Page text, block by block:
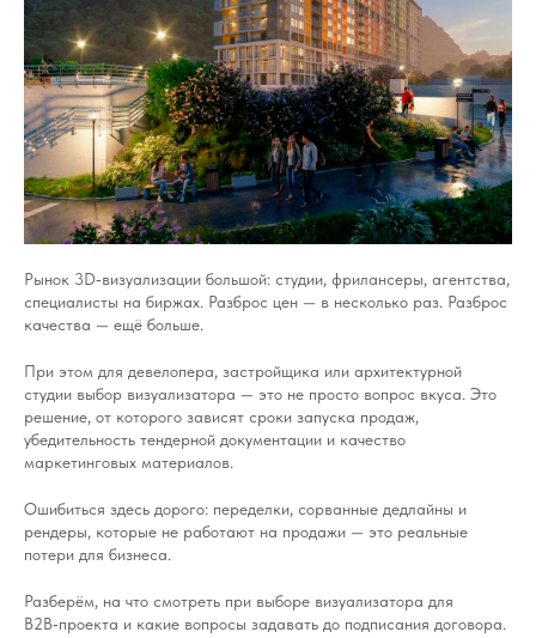
Рынок 3D‑визуализации большой: студии, фрилансеры, агентства,
специалисты на биржах. Разброс цен — в несколько раз. Разброс
качества — ещё больше.
При этом для девелопера, застройщика или архитектурной
студии выбор визуализатора — это не просто вопрос вкуса. Это
решение, от которого зависят сроки запуска продаж,
убедительность тендерной документации и качество
маркетинговых материалов.
Ошибиться здесь дорого: переделки, сорванные дедлайны и
рендеры, которые не работают на продажи — это реальные
потери для бизнеса.
Разберём, на что смотреть при выборе визуализатора для
B2B‑проекта и какие вопросы задавать до подписания договора.